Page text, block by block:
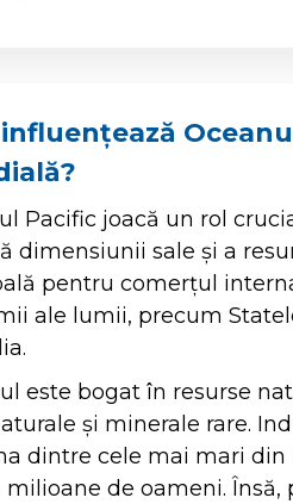
Pacific joacă un rol
dimensiunii sale și a
pentru comerțul
ale lumii, precum
este bogat în resurse
și minerale rare.
dintre cele mai mari
de oameni. Însă,